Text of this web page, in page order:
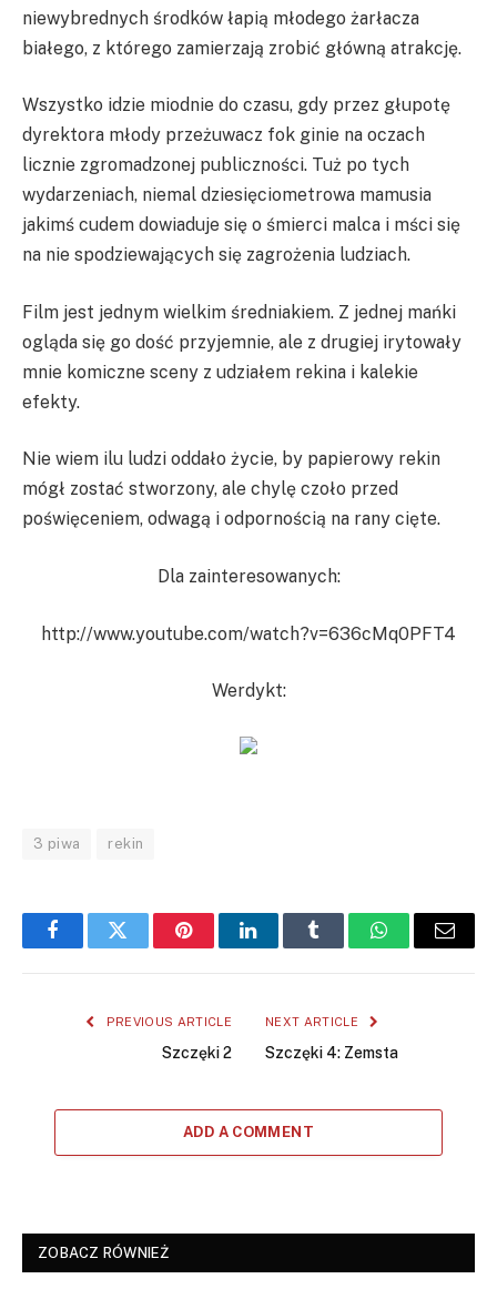
niewybrednych środków łapią młodego żarłacza
białego, z którego zamierzają zrobić główną atrakcję.
Wszystko idzie miodnie do czasu, gdy przez głupotę
dyrektora młody przeżuwacz fok ginie na oczach
licznie zgromadzonej publiczności. Tuż po tych
wydarzeniach, niemal dziesięciometrowa mamusia
jakimś cudem dowiaduje się o śmierci malca i mści się
na nie spodziewających się zagrożenia ludziach.
Film jest jednym wielkim średniakiem. Z jednej mańki
ogląda się go dość przyjemnie, ale z drugiej irytowały
mnie komiczne sceny z udziałem rekina i kalekie
efekty.
Nie wiem ilu ludzi oddało życie, by papierowy rekin
mógł zostać stworzony, ale chylę czoło przed
poświęceniem, odwagą i odpornością na rany cięte.
Dla zainteresowanych:
http://www.youtube.com/watch?v=636cMq0PFT4
Werdykt:
3 piwa rekin
FacebookTwitter PinterestLinkedInTumblr WhatsAppEmail
PREVIOUS ARTICLE
Szczęki 2
NEXT ARTICLE
Szczęki 4: Zemsta
ADD A COMMENT
ZOBACZ RÓWNIEŻ